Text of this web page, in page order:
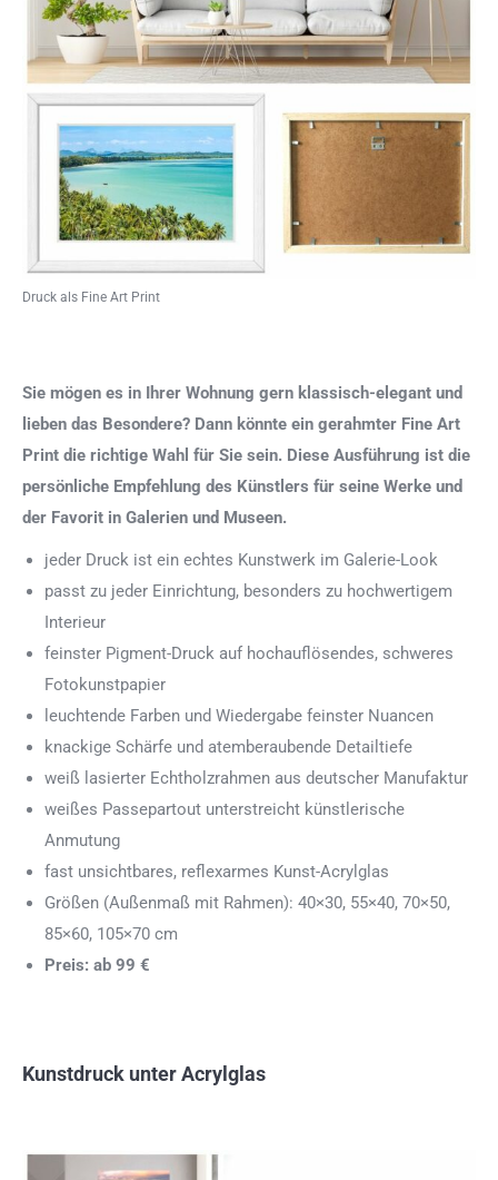
Druck als Fine Art Print
Sie mögen es in Ihrer Wohnung gern klassisch-elegant und
lieben das Besondere? Dann könnte ein gerahmter Fine Art
Print die richtige Wahl für Sie sein. Diese Ausführung ist die
persönliche Empfehlung des Künstlers für seine Werke und
der Favorit in Galerien und Museen.
jeder Druck ist ein echtes Kunstwerk im Galerie-Look
passt zu jeder Einrichtung, besonders zu hochwertigem
Interieur
feinster Pigment-Druck auf hochauflösendes, schweres
Fotokunstpapier
leuchtende Farben und Wiedergabe feinster Nuancen
knackige Schärfe und atemberaubende Detailtiefe
weiß lasierter Echtholzrahmen aus deutscher Manufaktur
weißes Passepartout unterstreicht künstlerische
Anmutung
fast unsichtbares, reflexarmes Kunst-Acrylglas
Größen (Außenmaß mit Rahmen): 40×30, 55×40, 70×50,
85×60, 105×70 cm
Preis: ab 99 €
Kunstdruck unter Acrylglas